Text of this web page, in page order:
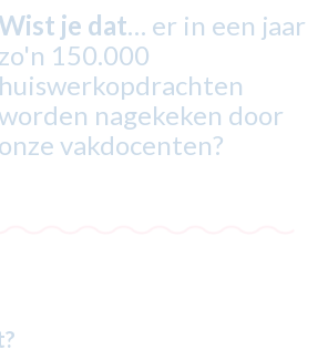
je dat… er in een jaar
zo'n 150.000
huiswerkopdrachten
nagekeken door
onze vakdocenten?